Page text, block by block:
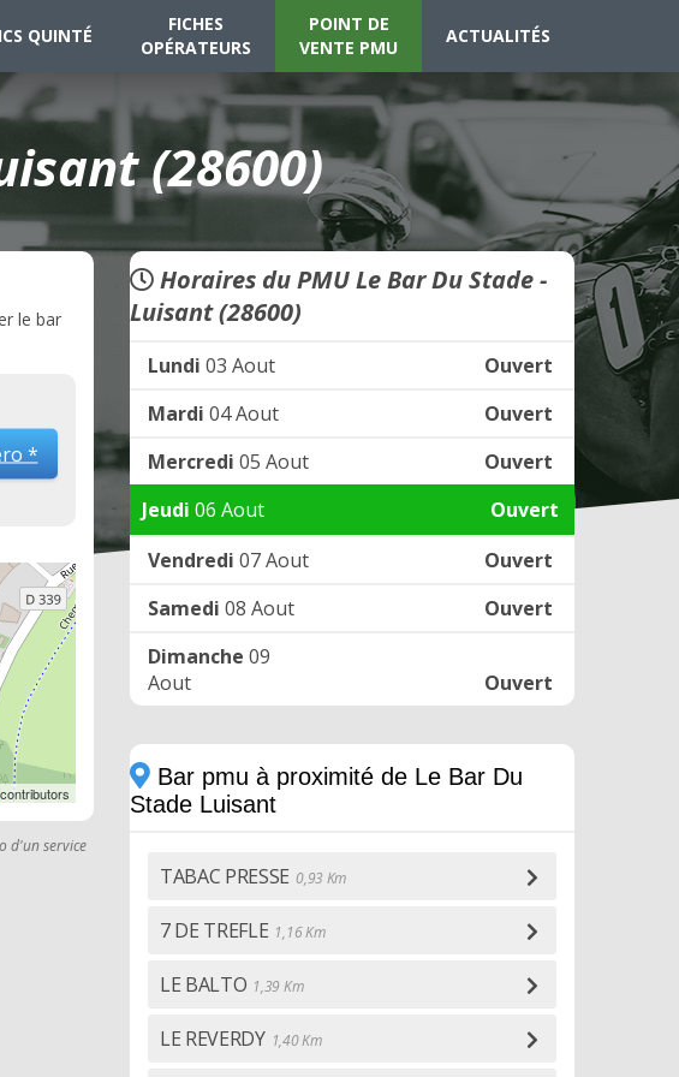
QUINTÉ
FICHES
OPÉRATEURS
POINT DE
VENTE PMU
ACTUALITÉS
(28600)
le bar
*
contributors
d'un service
Horaires du PMU Le Bar Du Stade -
Luisant (28600)
Lundi 03 Aout
Ouvert
Mardi 04 Aout
Ouvert
Mercredi 05 Aout
Ouvert
Jeudi 06 Aout
Ouvert
Vendredi 07 Aout
Ouvert
Samedi 08 Aout
Ouvert
Dimanche 09
Aout
Ouvert
Bar pmu à proximité de Le Bar Du
Stade Luisant
TABAC PRESSE 0,93 Km
7 DE TREFLE 1,16 Km
LE BALTO 1,39 Km
LE REVERDY 1,40 Km